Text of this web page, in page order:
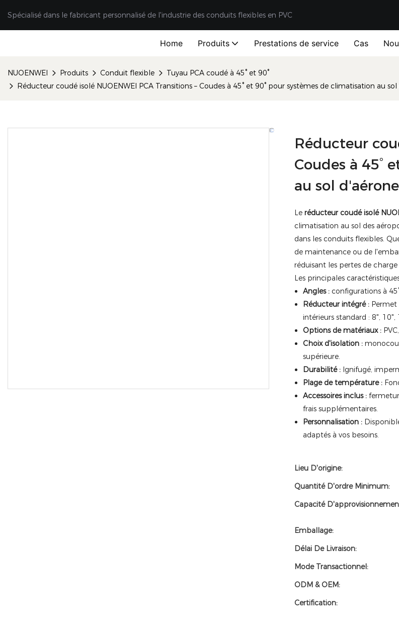
Spécialisé dans le fabricant personnalisé de l'industrie des conduits flexibles en PVC
Home Produits Prestations de service Cas
NUOENWEI Produits Conduit flexible
Tuyau PCA coudé à 45° et 90°
Réducteur coudé isolé NUOENWEI PCA Transitions – Coudes à 45° et 90° pour systèmes de climatisation au
Réducteur
Coudes à 45°
au sol
Le réducteur coudé isolé
climatisation au sol des
dans les conduits flexibles.
de maintenance ou de
réduisant les pertes de
Les principales
Angles :configurations à
Réducteur intégré :Permet
intérieurs standard : 8", 10",
Options de matériaux :
Choix d'isolation :
supérieure.
Durabilité :Ignifugé,
Plage de température :
Accessoires inclus :
frais supplémentaires.
Personnalisation :
adaptés à vos besoins.
Lieu D'origine:
Quantité D'ordre Minimum:
Capacité
Emballage:
Délai De Livraison:
Mode Transactionnel:
ODM & OEM:
Certification: